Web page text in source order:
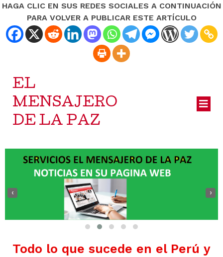
HAGA CLIC EN SUS REDES SOCIALES A CONTINUACIÓN
PARA VOLVER A PUBLICAR ESTE ARTÍCULO
EL
MENSAJERO
DE LA PAZ
‹ ›
Todo lo que sucede en el Perú y